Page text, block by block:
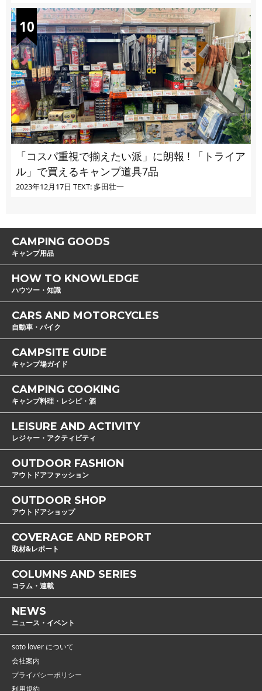
「コスパ重視で揃えたい派」に朗報 ! 「トライア
ル」で買えるキャンプ道具7品
2023年12月17日 TEXT: 多田壮一
CAMPING GOODS
キャンプ用品
HOW TO KNOWLEDGE
ハウツー・知識
CARS AND MOTORCYCLES
自動車・バイク
CAMPSITE GUIDE
キャンプ場ガイド
CAMPING COOKING
キャンプ料理・レシピ・酒
LEISURE AND ACTIVITY
レジャー・アクティビティ
OUTDOOR FASHION
アウトドアファッション
OUTDOOR SHOP
アウトドアショップ
COVERAGE AND REPORT
取材&レポート
COLUMNS AND SERIES
コラム・連載
NEWS
ニュース・イベント
soto lover について
会社案内
プライバシーポリシー
利用規約